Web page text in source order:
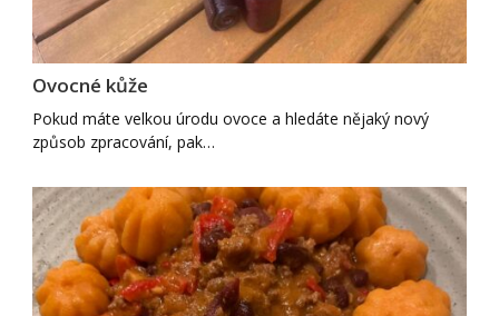
Ovocné kůže
Pokud máte velkou úrodu ovoce a hledáte nějaký nový
způsob zpracování, pak…